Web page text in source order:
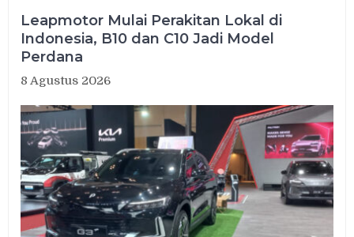
Leapmotor Mulai Perakitan Lokal di
Indonesia, B10 dan C10 Jadi Model
Perdana
8 Agustus 2026